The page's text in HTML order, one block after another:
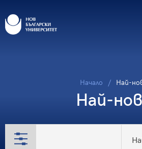
Начало Най-
Най-